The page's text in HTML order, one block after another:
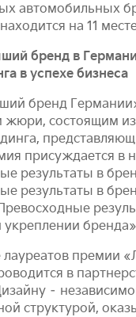
автомобильных
на 11
бренд в
в успехе бизнеса
бренд
состоящим из
присуждается в
результаты в
результаты в
укреплении
премии
в
–
структурой,